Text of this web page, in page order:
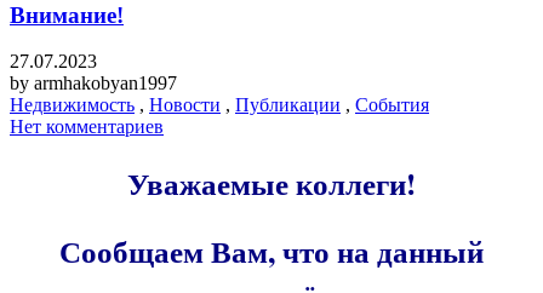
Внимание!
27.07.2023
by armhakobyan1997
Недвижимость , Новости , Публикации , События
Нет комментариев
Уважаемые коллеги!
Сообщаем Вам, что на данный